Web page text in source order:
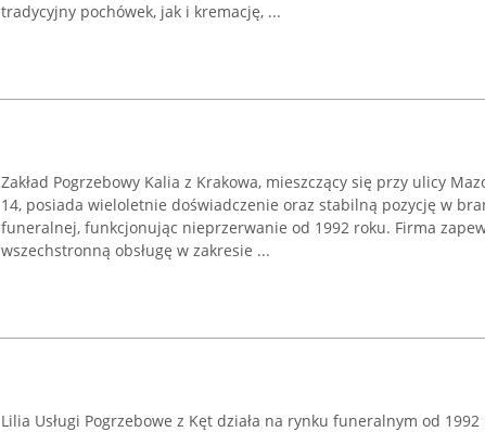
tradycyjny pochówek, jak i kremację, ...
Zakład Pogrzebowy Kalia z Krakowa, mieszczący się przy ulicy
14, posiada wieloletnie doświadczenie oraz stabilną pozycję w
funeralnej, funkcjonując nieprzerwanie od 1992 roku. Firma
wszechstronną obsługę w zakresie ...
Lilia Usługi Pogrzebowe z Kęt działa na rynku funeralnym od 1992